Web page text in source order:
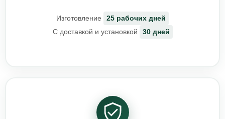
Изготовление
25 рабочих дней
С доставкой и установкой
30 дней